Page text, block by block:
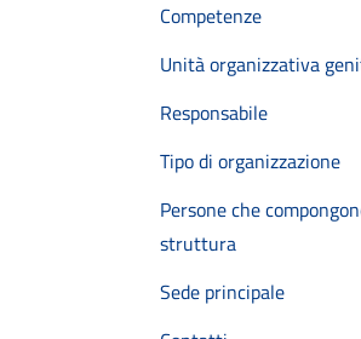
Competenze
Unità organizzativa
Responsabile
Tipo di organizzazione
Persone che
struttura
Sede principale